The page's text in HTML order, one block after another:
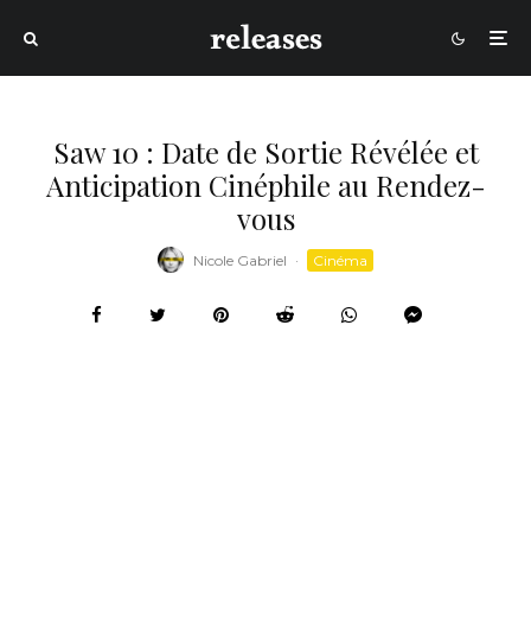
Saw 10 : Date de Sortie Révélée et
Anticipation Cinéphile au Rendez-
vous
Nicole Gabriel · Cinéma